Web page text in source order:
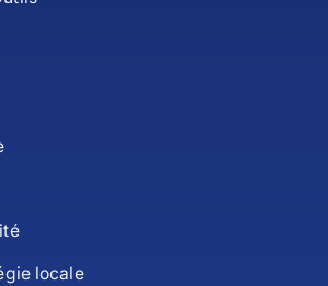
locale